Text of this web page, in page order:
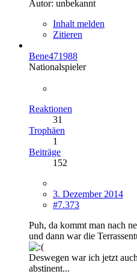
Autor: unbekannt
Inhalt melden
Zitieren
Bene471988
Nationalspieler
Reaktionen
31
Trophäen
1
Beiträge
152
3. Dezember 2014
#7.373
Puh, da kommt man nach
und dann war die
Deswegen war ich jetzt
abstinent...